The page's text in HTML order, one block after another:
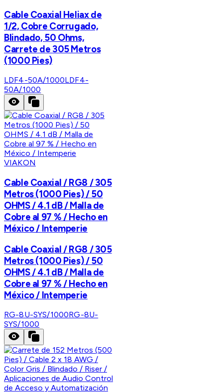
Cable Coaxial Heliax de
1/2, Cobre Corrugado,
Blindado, 50 Ohms,
Carrete de 305 Metros
(1000 Pies)
LDF4-50A/1000LDF4-
50A/1000
VIAKON
Cable Coaxial / RG8 / 305
Metros (1000 Pies) / 50
OHMS / 4.1 dB / Malla de
Cobre al 97 % / Hecho en
México / Intemperie
Cable Coaxial / RG8 / 305
Metros (1000 Pies) / 50
OHMS / 4.1 dB / Malla de
Cobre al 97 % / Hecho en
México / Intemperie
RG-8U-SYS/1000RG-8U-
SYS/1000